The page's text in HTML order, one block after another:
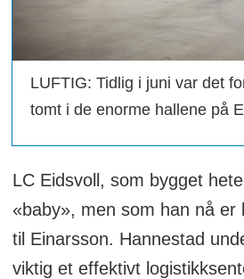
LUFTIG: Tidlig i juni var det
tomt i de enorme hallene på
LC Eidsvoll, som bygget
«baby», men som han nå er
til Einarsson. Hannestad
viktig et effektivt